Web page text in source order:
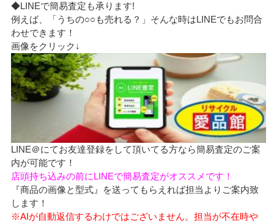
◆LINEで簡易査定も承ります!
例えば、「うちの○○も売れる？」そんな時はLINEでもお問合
わせできます！
画像をクリック↓
LINE＠にてお友達登録をして頂いてる方なら簡易査定のご案
内が可能です！
店頭持ち込みの前にLINEで簡易査定がオススメです！
『商品の画像と型式』を送ってもらえれば担当よりご案内致
します！
※AIが自動返信するわけではございません。担当が不在時や